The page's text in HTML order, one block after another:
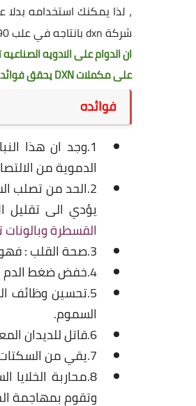
، لذا يمكنك استخدامه
شركة dxn بانتاجه في علب 90 كبسوله.
ان الدوام على الادويه
على مكملات DXN يحقق فوائد صحيه كبير بل تقدميه للفرد.
فوائده
1.وجد ان هذا
الدموية من
2.الحد من تصلب
يؤدي الى تقليل
القسطرة
3.صحة القلب : فهو يقي القلب من الجلطات ويحافظ على عضلته.
4.خفض ضغط الدم المرتفع.
5.تحسين وظائف
السموم.
6.قاتل للديدان المعوية.
7.يقي من السكتات الدماغية والنوبات القلبية.
8.محاربة
وتقوم بمهاجمة